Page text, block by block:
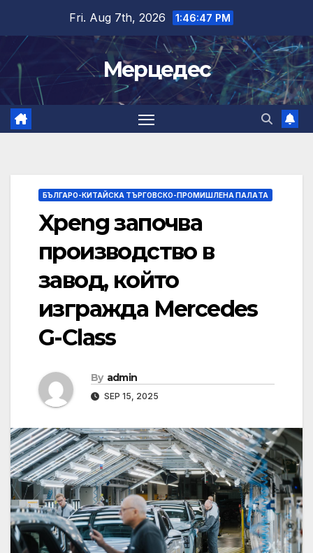
content
Fri. Aug 7th, 2026 1:46:48 PM
Мерцедес
БЪЛГАРО-КИТАЙСКА ТЪРГОВСКО-ПРОМИШЛЕНА ПАЛAТА
Xpeng започва
производство в
завод, който
изгражда Mercedes
G-Class
By admin
SEP 15, 2025